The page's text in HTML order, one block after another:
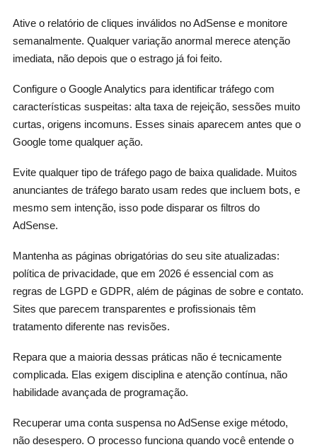
Ative o relatório de cliques inválidos no AdSense e monitore
semanalmente. Qualquer variação anormal merece atenção
imediata, não depois que o estrago já foi feito.
Configure o Google Analytics para identificar tráfego com
características suspeitas: alta taxa de rejeição, sessões muito
curtas, origens incomuns. Esses sinais aparecem antes que o
Google tome qualquer ação.
Evite qualquer tipo de tráfego pago de baixa qualidade. Muitos
anunciantes de tráfego barato usam redes que incluem bots, e
mesmo sem intenção, isso pode disparar os filtros do
AdSense.
Mantenha as páginas obrigatórias do seu site atualizadas:
política de privacidade, que em 2026 é essencial com as
regras de LGPD e GDPR, além de páginas de sobre e contato.
Sites que parecem transparentes e profissionais têm
tratamento diferente nas revisões.
Repara que a maioria dessas práticas não é tecnicamente
complicada. Elas exigem disciplina e atenção contínua, não
habilidade avançada de programação.
Recuperar uma conta suspensa no AdSense exige método,
não desespero. O processo funciona quando você entende o